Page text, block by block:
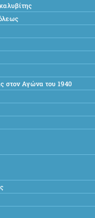
στον Αγώνα του 1940